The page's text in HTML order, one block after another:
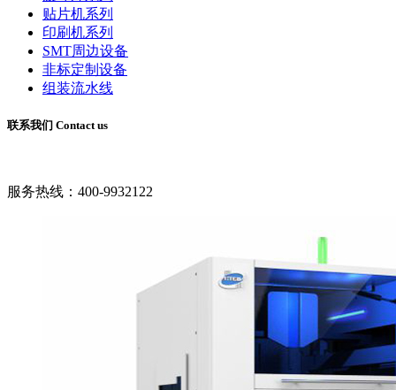
贴片机系列
印刷机系列
SMT周边设备
非标定制设备
组装流水线
联系我们 Contact us
服务热线： 400-9932122